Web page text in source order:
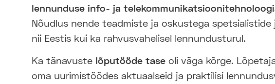
lennunduse info- ja
Nõudlus nende teadmiste ja oskustega spetsialistide
nii Eestis kui ka rahvusvahelisel lennundusturul.
Ka tänavuste lõputööde tase oli väga kõrge.
oma uurimistöödes aktuaalseid ja praktilisi